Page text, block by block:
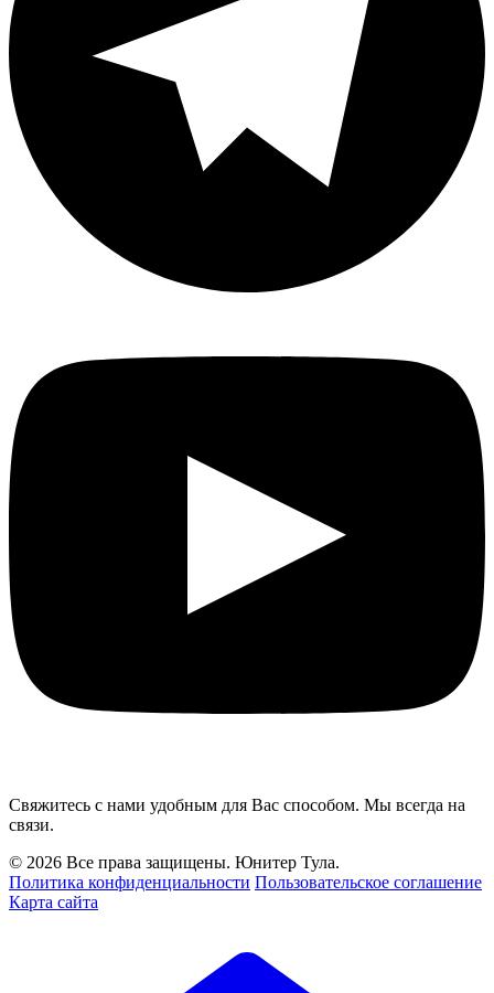
Свяжитесь с нами удобным для Вас способом. Мы всегда на
связи.
© 2026 Все права защищены. Юнитер Тула.
Политика конфиденциальности Пользовательское соглашение
Карта сайта